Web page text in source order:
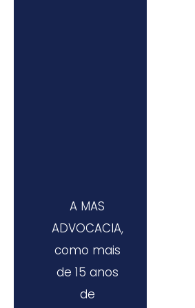
A MAS
ADVOCACIA,
como mais
de 15 anos
de